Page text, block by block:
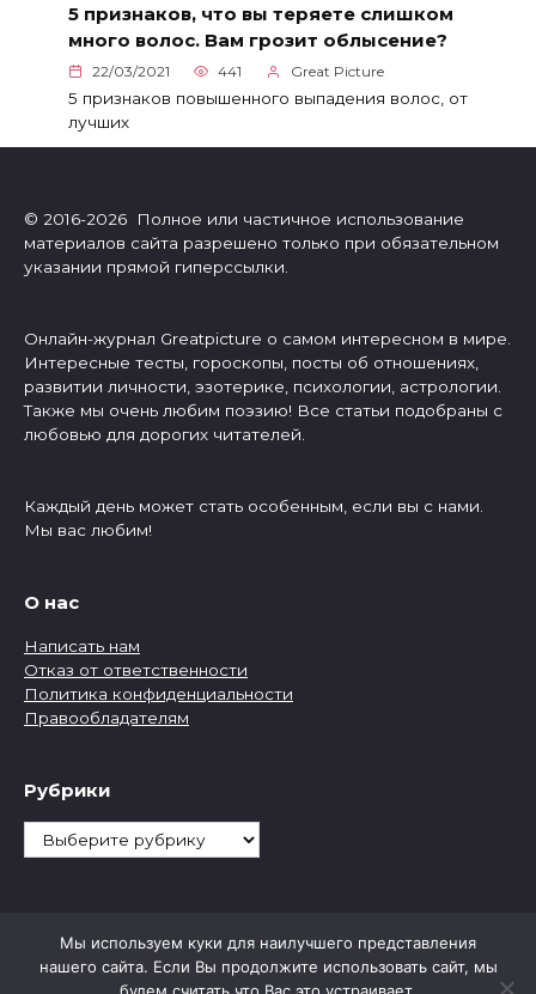
5 признаков, что вы теряете слишком
много волос. Вам грозит облысение?
22/03/2021 441 Great Picture
5 признаков повышенного выпадения волос, от
лучших
© 2016-2026 Полное или частичное использование
материалов сайта разрешено только при обязательном
указании прямой гиперссылки.
Онлайн-журнал Greatpicture о самом интересном в мире.
Интересные тесты, гороскопы, посты об отношениях,
развитии личности, эзотерике, психологии, астрологии.
Также мы очень любим поэзию! Все статьи подобраны с
любовью для дорогих читателей.
Каждый день может стать особенным, если вы с нами.
Мы вас любим!
О нас
Написать нам
Отказ от ответственности
Политика конфиденциальности
Правообладателям
Рубрики
Рубрики
Мы используем куки для наилучшего представления
нашего сайта. Если Вы продолжите использовать сайт, мы